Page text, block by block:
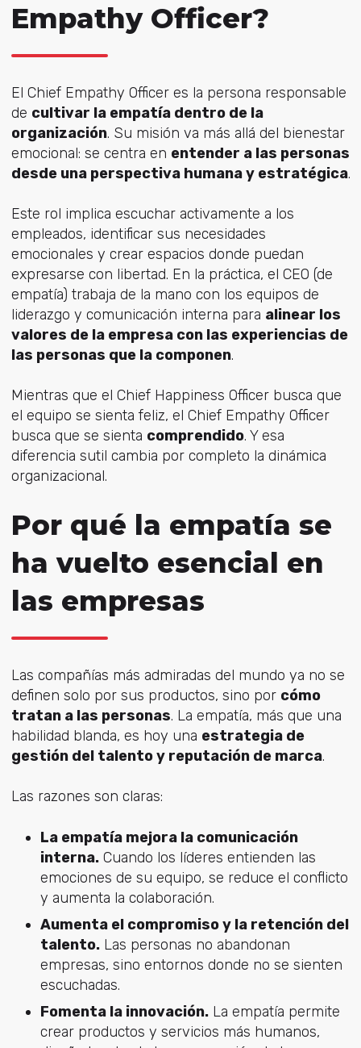
Empathy Officer?
El Chief Empathy Officer es la persona responsable
de cultivar la empatía dentro de la
organización. Su misión va más allá del bienestar
emocional: se centra en entender a las personas
desde una perspectiva humana y estratégica.
Este rol implica escuchar activamente a los
empleados, identificar sus necesidades
emocionales y crear espacios donde puedan
expresarse con libertad. En la práctica, el CEO (de
empatía) trabaja de la mano con los equipos de
liderazgo y comunicación interna para alinear los
valores de la empresa con las experiencias de
las personas que la componen.
Mientras que el Chief Happiness Officer busca que
el equipo se sienta feliz, el Chief Empathy Officer
busca que se sienta comprendido. Y esa
diferencia sutil cambia por completo la dinámica
organizacional.
Por qué la empatía se
ha vuelto esencial en
las empresas
Las compañías más admiradas del mundo ya no se
definen solo por sus productos, sino por cómo
tratan a las personas. La empatía, más que una
habilidad blanda, es hoy una estrategia de
gestión del talento y reputación de marca.
Las razones son claras:
La empatía mejora la comunicación
interna.Cuando los líderes entienden las
emociones de su equipo, se reduce el conflicto
y aumenta la colaboración.
Aumenta el compromiso y la retención del
talento.Las personas no abandonan
empresas, sino entornos donde no se sienten
escuchadas.
Fomenta la innovación.La empatía permite
crear productos y servicios más humanos,